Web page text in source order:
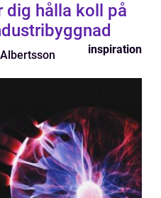
dig hålla koll på
inspiration